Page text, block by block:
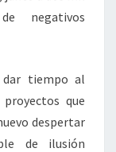
negativos
dar tiempo al
que
despertar
de ilusión